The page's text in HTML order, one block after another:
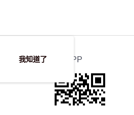
官方APP
我知道了